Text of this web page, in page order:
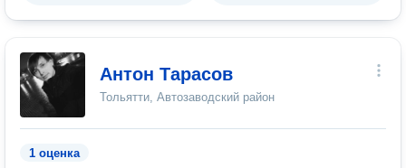
Антон Тарасов
Тольятти, Автозаводский район
1 оценка